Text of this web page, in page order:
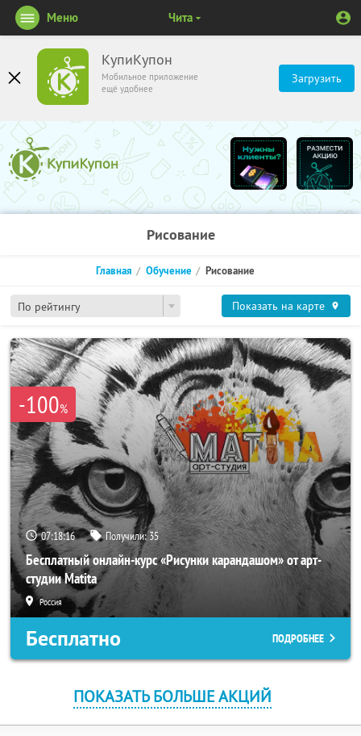
КупиКупон
Мобильное приложение
ещё удобнее
Загрузить
Меню Чита
Рисование
По рейтингу
Главная Обучение Рисование
Показать на карте
-100%
07:18:16 Получили:35
Бесплатный онлайн-курс «Рисунки карандашом» от арт-
студии Matita
Россия
Бесплатно ПОДРОБНЕЕ
ПОКАЗАТЬ БОЛЬШЕ АКЦИЙ